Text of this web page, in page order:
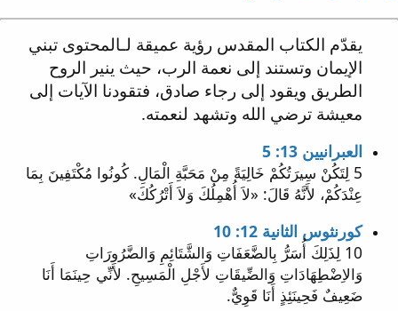
يقدّم الكتاب المقدس رؤية عميقة لـالمحتوى تبني
الإيمان وتستند إلى نعمة الرب، حيث ينير الروح
الطريق ويقود إلى رجاء صادق، فتقودنا الآيات إلى
معيشة ترضي الله وتشهد لنعمته.
العبرانيين 13: 5
5 لِتَكُنْ سِيرَتُكُمْ خَالِيَةً مِنْ مَحَبَّةِ الْمَالِ. كُونُوا مُكْتَفِينَ بِمَا
عِنْدَكُمْ، لأَنَّهُ قَالَ: «لاَ أُهْمِلُكَ وَلاَ أَتْرُكُكَ»
كورنثوس الثانية 12: 10
10 لِذَلِكَ أُسَرُّ بِالضَّعَفَاتِ وَالشَّتَائِمِ وَالضَّرُورَاتِ
وَالاِضْطِهَادَاتِ وَالضِّيقَاتِ لأَجْلِ الْمَسِيحِ. لأَنِّي حِينَمَا أَنَا
ضَعِيفٌ فَحِينَئِذٍ أَنَا قَوِيٌّ.